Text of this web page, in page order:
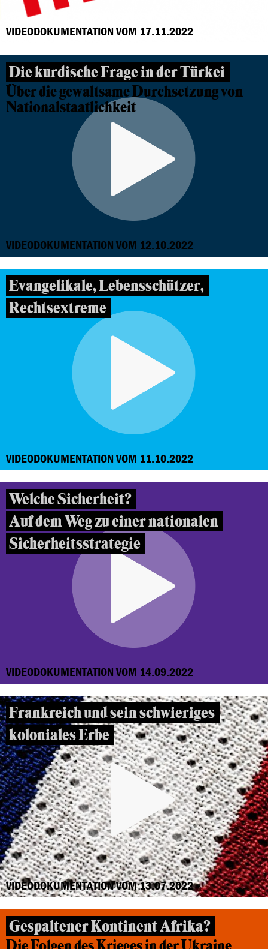
VIDEODOKUMENTATION VOM 17.11.2022
Die kurdische Frage in der Türkei
Über die gewaltsame Durchsetzung von
Nationalstaatlichkeit
VIDEODOKUMENTATION VOM 12.10.2022
Evangelikale, Lebensschützer,
Rechtsextreme
VIDEODOKUMENTATION VOM 11.10.2022
Welche Sicherheit?
Auf dem Weg zu einer nationalen
Sicherheitsstrategie
VIDEODOKUMENTATION VOM 14.09.2022
Frankreich und sein schwieriges
koloniales Erbe
VIDEODOKUMENTATION VOM 13.07.2022
Gespaltener Kontinent Afrika?